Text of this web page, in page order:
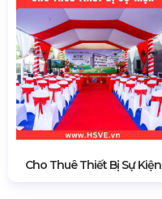
Cho Thuê Thiết Bị Sự Kiện